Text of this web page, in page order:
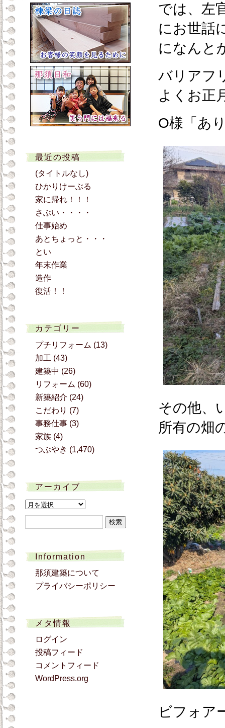
最近の投稿
(タイトルなし)
ひかりけーぶる
家に帰れ！！！
さぶい・・・・
仕事始め
あとちょっと・・・
とい
年末作業
造作
復活！！
カテゴリー
プチリフォーム (13)
加工 (43)
建築中 (26)
リフォーム (60)
新築紹介 (24)
こだわり (7)
事務仕事 (3)
家族 (4)
つぶやき (1,470)
アーカイブ
ア
ー
索:
Information
那須建築について
プライバシーポリシー
メタ情報
ログイン
投稿フィード
コメントフィード
WordPress.org
では、左
にお世話
になんと
バリアフ
よくお正
O様「あ
その他、
所有の畑
ビフォア